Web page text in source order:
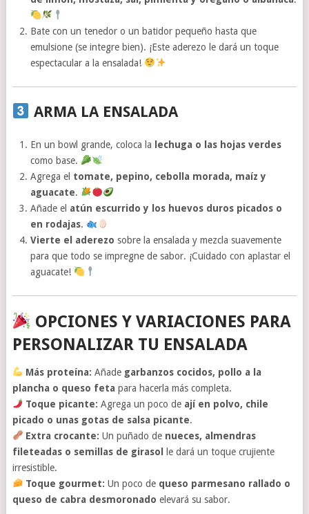
Bate con un tenedor o un batidor pequeño hasta que
emulsione (se integre bien). ¡Este aderezo le dará un toque
espectacular a la ensalada!
ARMA LA ENSALADA
En un bowl grande, coloca la lechuga o las hojas verdes
como base.
Agrega el tomate, pepino, cebolla morada, maíz y
aguacate.
Añade el atún escurrido y los huevos duros picados o
en rodajas.
Vierte el aderezo sobre la ensalada y mezcla suavemente
para que todo se impregne de sabor. ¡Cuidado con aplastar el
aguacate!
OPCIONES Y VARIACIONES PARA
PERSONALIZAR TU ENSALADA
Más proteína: Añade garbanzos cocidos, pollo a la
plancha o queso feta para hacerla más completa.
Toque picante: Agrega un poco de ají en polvo, chile
picado o unas gotas de salsa picante.
Extra crocante: Un puñado de nueces, almendras
fileteadas o semillas de girasol le dará un toque crujiente
irresistible.
Toque gourmet: Un poco de queso parmesano rallado o
queso de cabra desmoronado elevará su sabor.